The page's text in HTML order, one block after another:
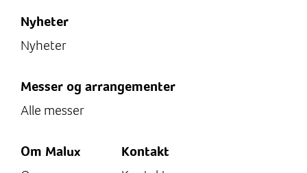
Nyheter
Nyheter
Messer og arrangementer
Alle messer
Om Malux Kontakt